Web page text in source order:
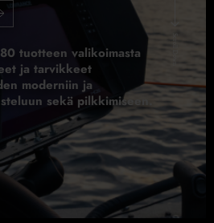
tuotteen valikoimasta
ja tarvikkeet
moderniin ja
sekä pilkkimiseen.